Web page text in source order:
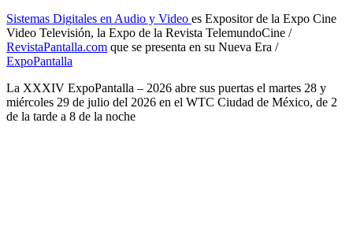
Sistemas Digitales en Audio y Video es Expositor de la Expo Cine
Video Televisión, la Expo de la Revista TelemundoCine /
RevistaPantalla.com que se presenta en su Nueva Era /
ExpoPantalla
La XXXIV ExpoPantalla – 2026 abre sus puertas el martes 28 y
miércoles 29 de julio del 2026 en el WTC Ciudad de México, de 2
de la tarde a 8 de la noche